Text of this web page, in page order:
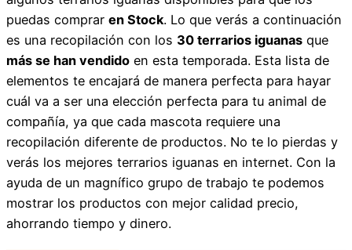
puedas comprar en Stock. Lo que verás a continuación
es una recopilación con los 30 terrarios iguanas que
más se han vendido en esta temporada. Esta lista de
elementos te encajará de manera perfecta para hayar
cuál va a ser una elección perfecta para tu animal de
compañía, ya que cada mascota requiere una
recopilación diferente de productos. No te lo pierdas y
verás los mejores terrarios iguanas en internet. Con la
ayuda de un magnífico grupo de trabajo te podemos
mostrar los productos con mejor calidad precio,
ahorrando tiempo y dinero.